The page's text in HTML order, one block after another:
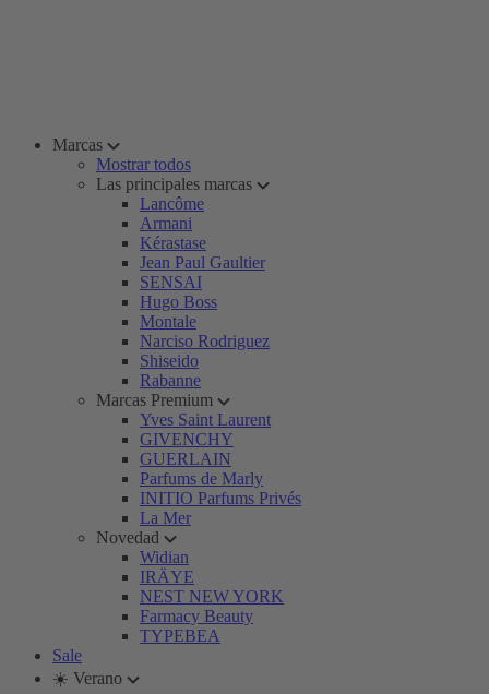
Marcas
Mostrar todos
Las principales marcas
Lancôme
Armani
Kérastase
Jean Paul Gaultier
SENSAI
Hugo Boss
Montale
Narciso Rodriguez
Shiseido
Rabanne
Marcas Premium
Yves Saint Laurent
GIVENCHY
GUERLAIN
Parfums de Marly
INITIO Parfums Privés
La Mer
Novedad
Widian
IRÄYE
NEST NEW YORK
Farmacy Beauty
TYPEBEA
Sale
☀️ Verano